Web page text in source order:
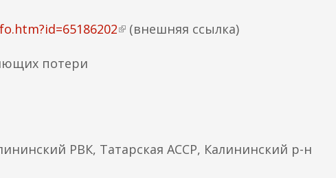
а
)
(
я
(внешняя ссылка)
потери
РВК, Татарская АССР, Калининский р-н